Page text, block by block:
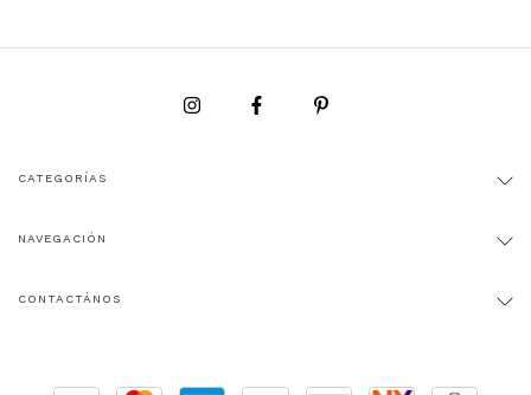
CATEGORÍAS
NAVEGACIÓN
CONTACTÁNOS